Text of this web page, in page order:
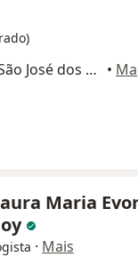
Avenida Andrômeda 227, São José dos Campos •
Maria
· Mais